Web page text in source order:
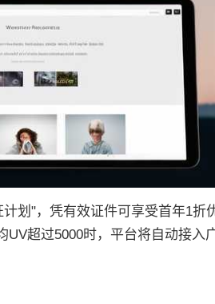
划"，凭有效证件可享受首年1折
超过5000时，平台将自动接入